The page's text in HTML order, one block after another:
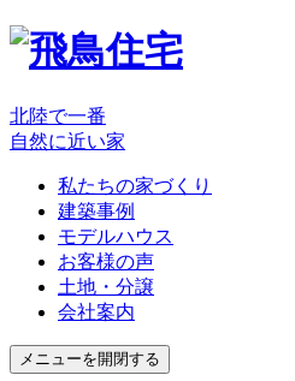
北陸で一番
自然に近い家
私たちの家づくり
建築事例
モデルハウス
お客様の声
土地・分譲
会社案内
メニューを開閉する